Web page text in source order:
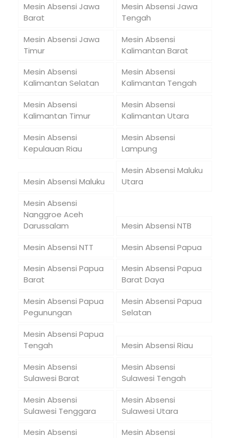
Mesin Absensi Jawa
Barat
Mesin Absensi Jawa
Tengah
Mesin Absensi Jawa
Timur
Mesin Absensi
Kalimantan Barat
Mesin Absensi
Kalimantan Selatan
Mesin Absensi
Kalimantan Tengah
Mesin Absensi
Kalimantan Timur
Mesin Absensi
Kalimantan Utara
Mesin Absensi
Kepulauan Riau
Mesin Absensi
Lampung
Mesin Absensi Maluku
Mesin Absensi Maluku
Utara
Mesin Absensi
Nanggroe Aceh
Darussalam
Mesin Absensi NTB
Mesin Absensi NTT
Mesin Absensi Papua
Mesin Absensi Papua
Barat
Mesin Absensi Papua
Barat Daya
Mesin Absensi Papua
Pegunungan
Mesin Absensi Papua
Selatan
Mesin Absensi Papua
Tengah
Mesin Absensi Riau
Mesin Absensi
Sulawesi Barat
Mesin Absensi
Sulawesi Tengah
Mesin Absensi
Sulawesi Tenggara
Mesin Absensi
Sulawesi Utara
Mesin Absensi
Mesin Absensi